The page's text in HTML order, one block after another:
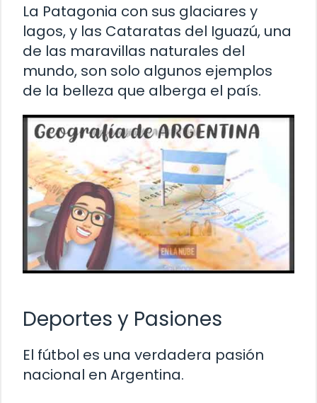
La Patagonia con sus glaciares y
lagos, y las Cataratas del Iguazú, una
de las maravillas naturales del
mundo, son solo algunos ejemplos
de la belleza que alberga el país.
Deportes y Pasiones
El fútbol es una verdadera pasión
nacional en Argentina.